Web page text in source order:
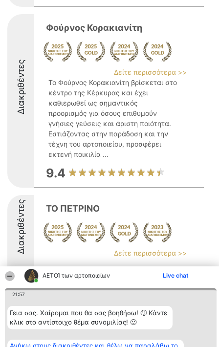
ΑΕΤΟΊ των αρτοποιείων Live chat
21:57
Γεια σας. Χαίρομαι που θα σας βοηθήσω! 🙂 Κάντε
κλικ στο αντίστοιχο θέμα συνομιλίας! 🙂
Διακριθέντες
Φούρνος Κορακιανίτη
Δείτε περισσότερα >>
Το Φούρνος Κορακιανίτη βρίσκεται στο
κέντρο της Κέρκυρας και έχει
καθιερωθεί ως σημαντικός
προορισμός για όσους επιθυμούν
γνήσιες γεύσεις και άριστη ποιότητα.
Εστιάζοντας στην παράδοση και την
τέχνη του αρτοποιείου, προσφέρει
εκτενή ποικιλία ...
9.4
Διακριθέντες ΤΟ ΠΕΤΡΙΝΟ
Δείτε περισσότερα >>
8.5
Διοργανωτής της
κατάταξης
BEAUTIFUL COMPANY
Μονοπρόσωπη ΙΚΕ
2104128019
Κατάταξη
Διακριθέντες
Λίστα όλων
Μεθοδολογία
Επικοινωνία
Επικοινωνία